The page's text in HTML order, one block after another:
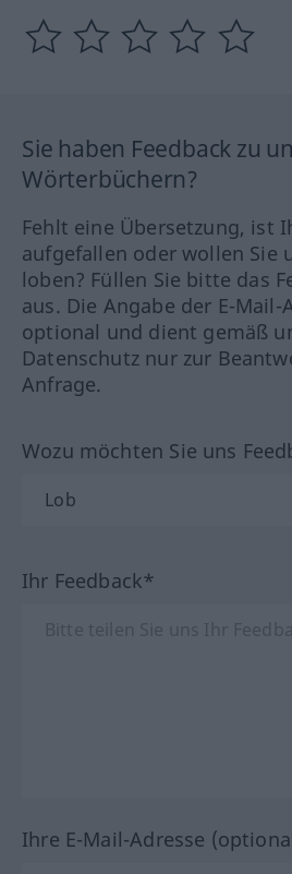
Sie haben Feedback zu
Wörterbüchern?
Fehlt eine Übersetzung, ist
aufgefallen oder wollen Sie
loben? Füllen Sie bitte das
aus. Die Angabe der E-Mail-
optional und dient gemäß
Datenschutz nur zur
Anfrage.
Wozu möchten Sie uns
Ihr Feedback*
Ihre E-Mail-Adresse